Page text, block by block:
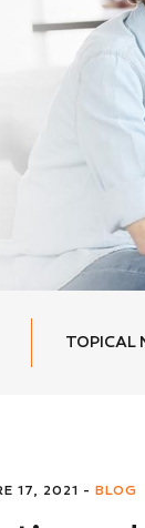
TOPICAL
17, 2021 - BLOG